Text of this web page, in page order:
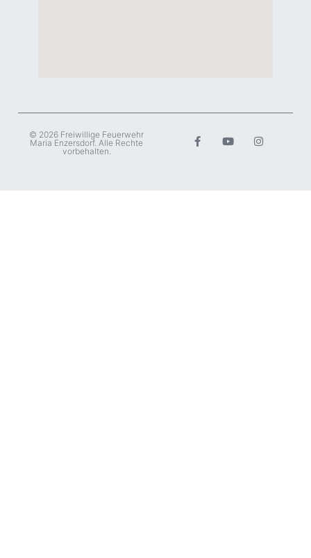
© 2026 Freiwillige Feuerwehr
Maria Enzersdorf. Alle Rechte
vorbehalten.